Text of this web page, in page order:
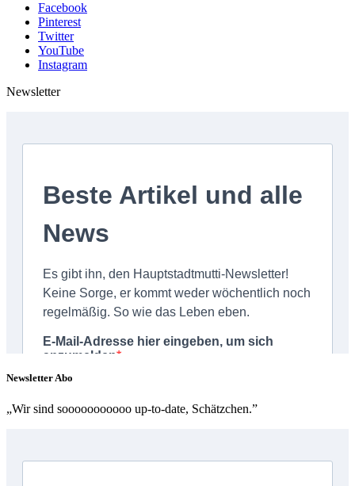
Facebook
Pinterest
Twitter
YouTube
Instagram
Newsletter
Newsletter Abo
„Wir sind sooooooooooo up-to-date, Schätzchen.”